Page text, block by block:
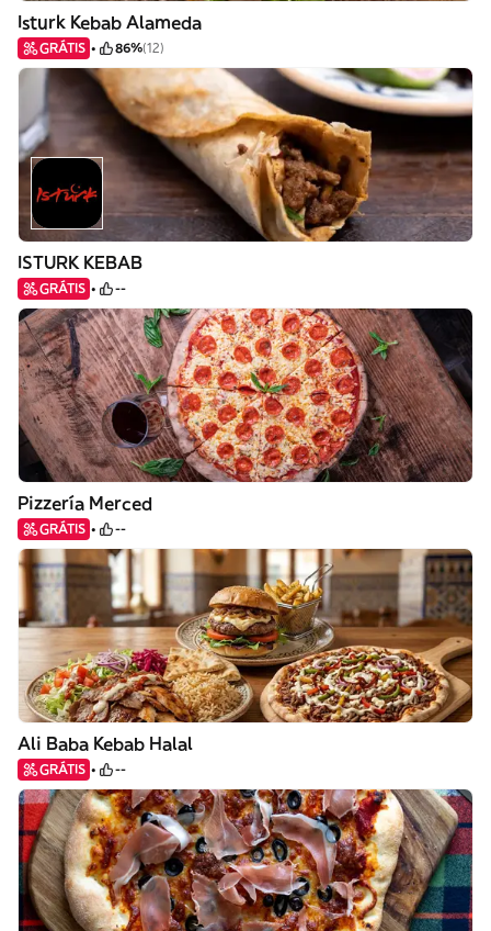
Isturk Kebab Alameda
GRÁTIS 86%(12)
ISTURK KEBAB
GRÁTIS --
Pizzería Merced
GRÁTIS --
Ali Baba Kebab Halal
GRÁTIS --